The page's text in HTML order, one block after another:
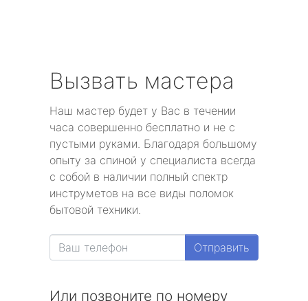
Вызвать мастера
Наш мастер будет у Вас в течении
часа совершенно бесплатно и не с
пустыми руками. Благодаря большому
опыту за спиной у специалиста всегда
с собой в наличии полный спектр
инструметов на все виды поломок
бытовой техники.
Отправить
Или позвоните по номеру